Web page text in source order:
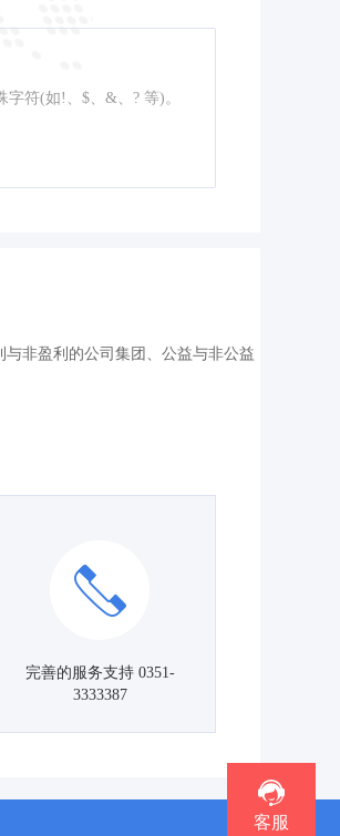
符(如!、$、&、? 等)。
非盈利的公司集团、公益与非公益
完善的服务支持 0351-
3333387
客服